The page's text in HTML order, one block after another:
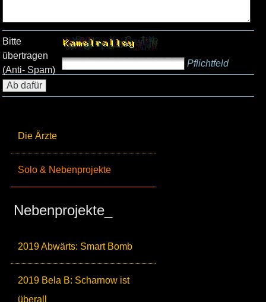
Die Ärzte
Solo & Nebenprojekte
Nebenprojekte_
2019 Abwärts: Smart Bomb
2019 Bela B: Scharnow ist
überall
Bitte
übertragen
(Anti- Spam)
Pflichtfeld